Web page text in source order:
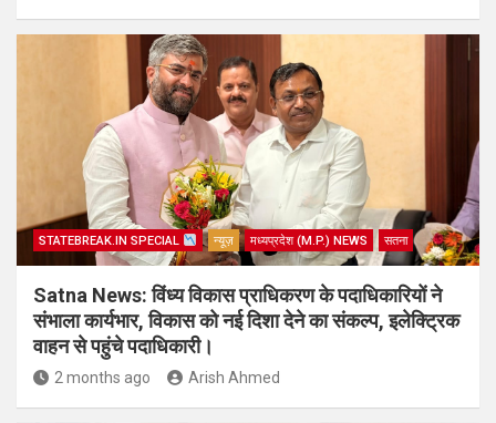
STATEBREAK.IN SPECIAL न्यूज़ मध्यप्रदेश (M.P.) NEWS सतना
Satna News: विंध्य विकास प्राधिकरण के पदाधिकारियों ने
संभाला कार्यभार, विकास को नई दिशा देने का संकल्प, इलेक्ट्रिक
वाहन से पहुंचे पदाधिकारी।
2 months ago Arish Ahmed